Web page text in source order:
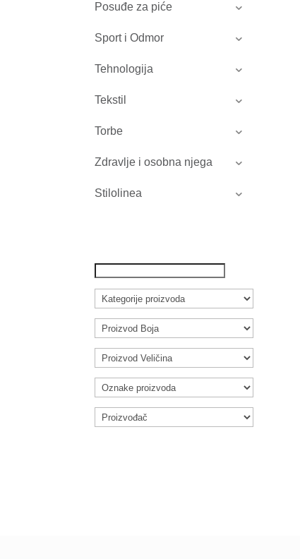
Posuđe za piće
Sport i Odmor
Tehnologija
Tekstil
Torbe
Zdravlje i osobna njega
Stilolinea